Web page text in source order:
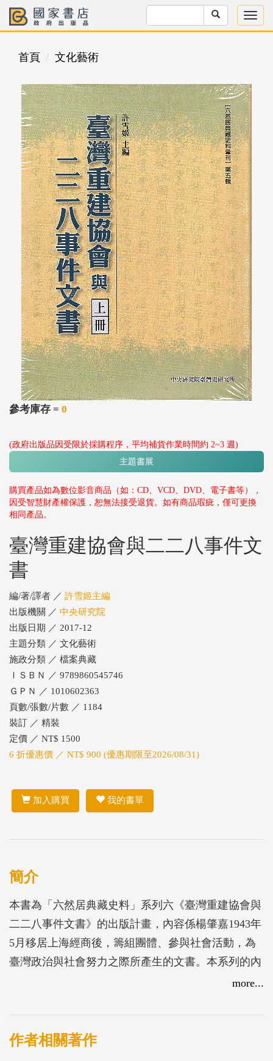
首頁 文化藝術
參考庫存 = 0
(政府出版品因受限於採購程序，平均補貨作業時間約 2~3 週)
主題書展
購買產品如為數位影音商品（如：CD、VCD、DVD、電子書等），
因受智慧財產權保護，恕無法接受退貨。如有商品瑕疵，僅可更換
相同產品。
臺灣重建協會與二二八事件文
書
編/著/譯者 ／ 許雪姬主編
出版機關 ／ 中央研究院
出版日期 ／ 2017-12
主題分類 ／ 文化藝術
施政分類 ／ 檔案典藏
ＩＳＢＮ ／ 9789860545746
ＧＰＮ ／ 1010602363
頁數/張數/片數 ／ 1184
裝訂 ／ 精裝
定價 ／ NT$ 1500
6 折優惠價 ／ NT$ 900 (優惠期限至2026/08/31)
加入購買 我的書單
簡介
本書為「六然居典藏史料」系列六《臺灣重建協會與
二二八事件文書》的出版計畫，內容係楊肇嘉1943年
5月移居上海經商後，籌組團體、參與社會活動，為
臺灣政治與社會努力之際所產生的文書。本系列的內
容呈現了楊肇嘉從戰後至1950年間的經歷，包括面對
及臺灣與上海兩地時局的改變，依然投身關注與協助
臺灣與臺灣人的問題，甚至一度身陷囹圄。
more...
作者相關著作